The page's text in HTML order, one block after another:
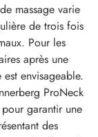
massage varie
de trois fois
Pour les
après une
envisageable.
ProNeck
garantir une
des